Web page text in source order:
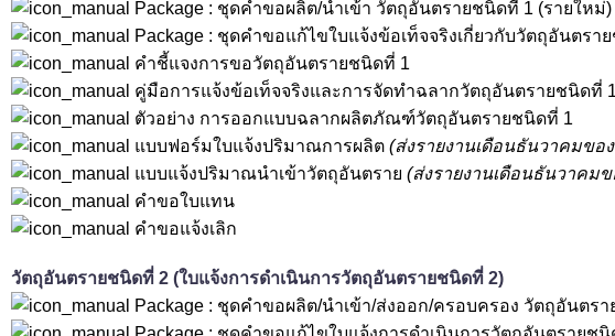
Package : ชุดคำขอผลิต/นำเข้า วัตถุอันตรายชนิดที่ 1 (รายใหม่)
Package : ชุดคำขอแก้ไขใบแจ้งข้อเท็จจริงเกี่ยวกับวัตถุอันตรา
คำชี้แจงการขอวัตถุอันตรายชนิดที่ 1
คู่มือการแจ้งข้อเท็จจริงและการจัดทำฉลากวัตถุอันตรายชนิดที่
ตัวอย่าง การออกแบบฉลากผลิตภัณฑ์วัตถุอันตรายชนิดที่ 1
แบบฟอร์มใบแจ้งปริมาณการผลิต (ส่งรายงานเดือนธันวาคมขอ
แบบแจ้งปริมาณนำเข้าวัตถุอันตราย (ส่งรายงานเดือนธันวาคมข
คำขอใบแทน
คำขอแจ้งเลิก
วัตถุอันตรายชนิดที่ 2 (ใบแจ้งการดำเนินการวัตถุอันตรายชนิดที่ 2)
Package : ชุดคำขอผลิต/นำเข้า/ส่งออก/ครอบครอง วัตถุอันตร